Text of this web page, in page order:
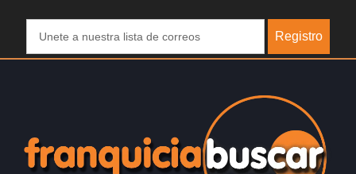
Registro